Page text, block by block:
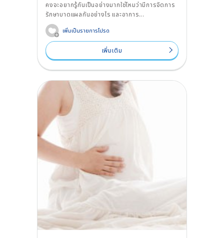
คงจะอยากรู้กันเป็นอย่างมากใช่ไหมว่ามีการจัดการ
รักษาบาดแผลกันอย่างไร และอาการ...
เพิ่มเป็นรายการโปรด
เพิ่มเติม